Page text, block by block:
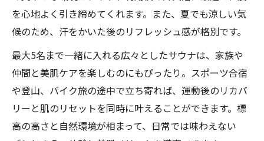
を心地よく引き締めてくれます。また、夏でも涼しい気
候のため、汗をかいた後のリフレッシュ感が格別です。
最大5名まで一緒に入れる広々としたサウナは、家族や
仲間と美肌ケアを楽しむのにもぴったり。スポーツ合宿
や登山、バイク旅の途中で立ち寄れば、運動後のリカバ
リーと肌のリセットを同時に叶えることができます。標
高の高さと自然環境が相まって、日常では味わえない